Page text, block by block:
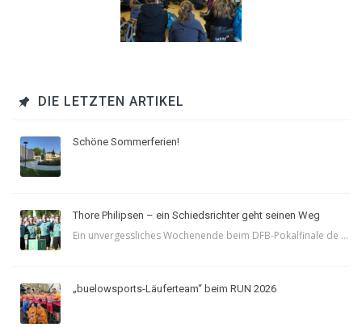
DIE LETZTEN ARTIKEL
Schöne Sommerferien!
Thore Philipsen – ein Schiedsrichter geht seinen Weg
Ein unvergessliches Wochenende beim DFB-Pokalfinale de ...
„buelowsports-Läuferteam“ beim RUN 2026